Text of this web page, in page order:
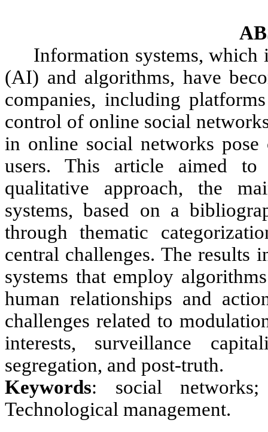
Information systems,
(AI) and algorithms, have
companies, including
control of online social
in online social networks
users. This article aimed
qualitative approach, the
systems, based on a
through thematic
central challenges. The results
systems that employ
human relationships and
challenges related to
interests, surveillance
segregation, and post-truth.
Keywords: social networks
Technological management.